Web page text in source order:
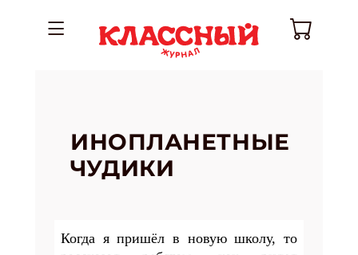
ИНОПЛАНЕТНЫЕ
ЧУДИКИ
Когда я пришёл в новую школу, то